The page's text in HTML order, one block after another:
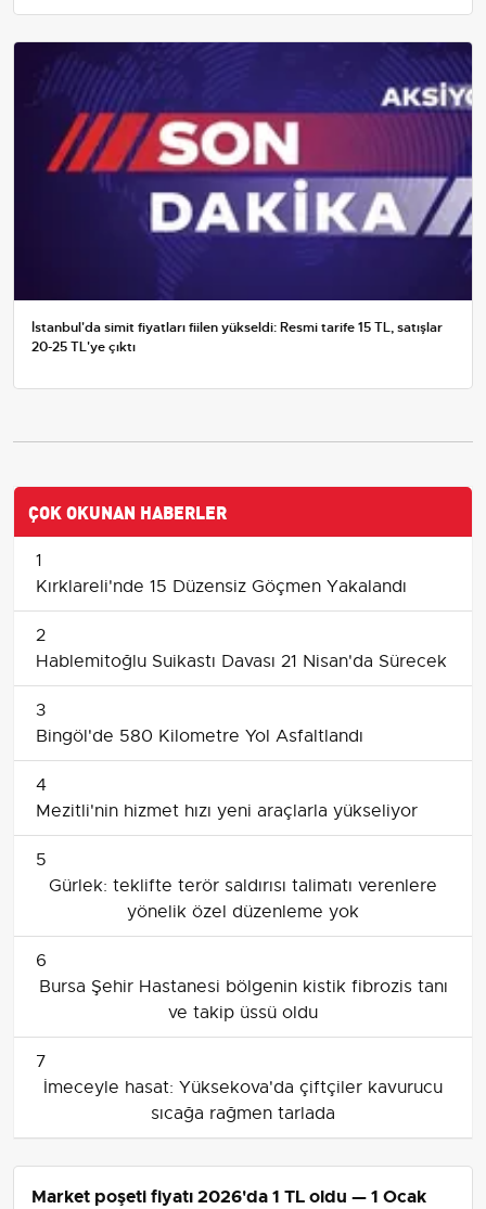
İstanbul'da simit fiyatları fiilen yükseldi: Resmi tarife 15 TL, satışlar
20-25 TL'ye çıktı
ÇOK OKUNAN HABERLER
1
Kırklareli'nde 15 Düzensiz Göçmen Yakalandı
2
Hablemitoğlu Suikastı Davası 21 Nisan'da Sürecek
3
Bingöl'de 580 Kilometre Yol Asfaltlandı
4
Mezitli'nin hizmet hızı yeni araçlarla yükseliyor
5
Gürlek: teklifte terör saldırısı talimatı verenlere
yönelik özel düzenleme yok
6
Bursa Şehir Hastanesi bölgenin kistik fibrozis tanı
ve takip üssü oldu
7
İmeceyle hasat: Yüksekova'da çiftçiler kavurucu
sıcağa rağmen tarlada
Market poşeti fiyatı 2026'da 1 TL oldu — 1 Ocak